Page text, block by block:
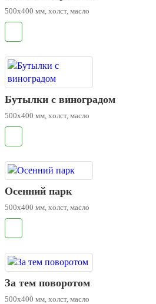
500х400 мм, холст, масло
Бутылки с виноградом
500х400 мм, холст, масло
Осенний парк
500х400 мм, холст, масло
За тем поворотом
500х400 мм, холст, масло